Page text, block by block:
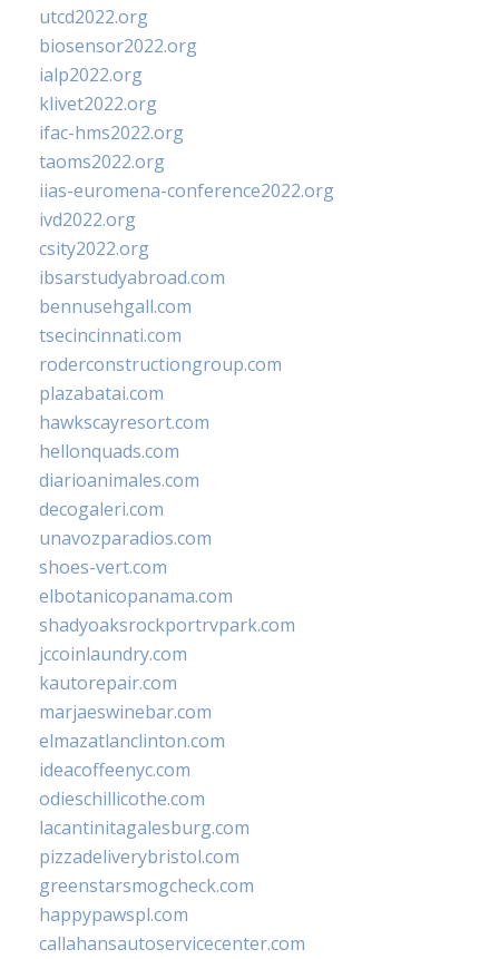
utcd2022.org
biosensor2022.org
ialp2022.org
klivet2022.org
ifac-hms2022.org
taoms2022.org
iias-euromena-conference2022.org
ivd2022.org
csity2022.org
ibsarstudyabroad.com
bennusehgall.com
tsecincinnati.com
roderconstructiongroup.com
plazabatai.com
hawkscayresort.com
hellonquads.com
diarioanimales.com
decogaleri.com
unavozparadios.com
shoes-vert.com
elbotanicopanama.com
shadyoaksrockportrvpark.com
jccoinlaundry.com
kautorepair.com
marjaeswinebar.com
elmazatlanclinton.com
ideacoffeenyc.com
odieschillicothe.com
lacantinitagalesburg.com
pizzadeliverybristol.com
greenstarsmogcheck.com
happypawspl.com
callahansautoservicecenter.com